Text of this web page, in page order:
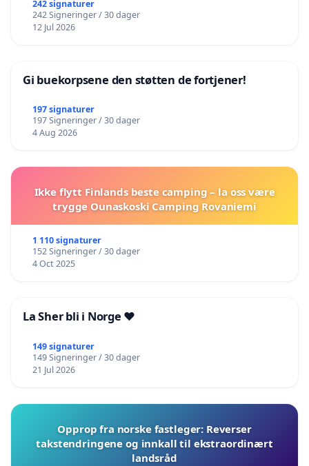
242 signaturer
242 Signeringer / 30 dager
12 Jul 2026
Gi buekorpsene den støtten de fortjener!
197 signaturer
197 Signeringer / 30 dager
4 Aug 2026
Ikke flytt Finlands beste camping – la oss være
trygge Ounaskoski Camping Rovaniemi
1 110 signaturer
152 Signeringer / 30 dager
4 Oct 2025
La Sher bli i Norge ❤️
149 signaturer
149 Signeringer / 30 dager
21 Jul 2026
Opprop fra norske fastleger: Reverser
takstendringene og innkall til ekstraordinært
landsråd